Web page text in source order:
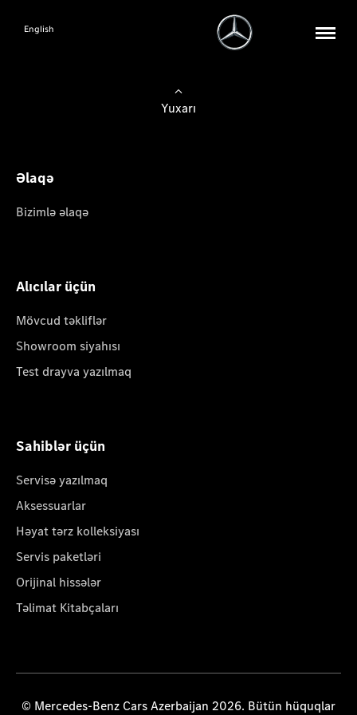
English
Yuxarı
Əlaqə
Bizimlə əlaqə
Alıcılar üçün
Mövcud təkliflər
Showroom siyahısı
Test drayva yazılmaq
Sahiblər üçün
Servisə yazılmaq
Aksessuarlar
Həyat tərz kolleksiyası
Servis paketləri
Orijinal hissələr
Təlimat Kitabçaları
© Mercedes-Benz Cars Azerbaijan 2026. Bütün hüquqlar